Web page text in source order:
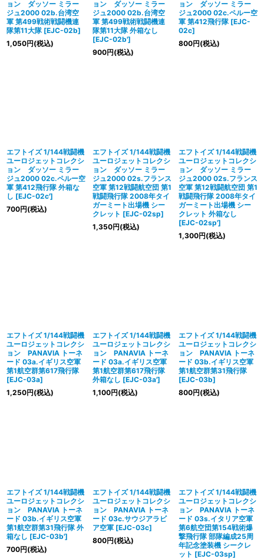
ョン ダッソー ミラー
ジュ2000 02b.台湾空
軍 第499戦術戦闘機連
隊第11大隊 [EJC-02b]
1,050円(税込)
ョン ダッソー ミラー
ジュ2000 02b.台湾空
軍 第499戦術戦闘機連
隊第11大隊 外箱なし
[EJC-02b']
900円(税込)
ョン ダッソー ミラー
ジュ2000 02c.ペルー空
軍 第412飛行隊 [EJC-
02c]
800円(税込)
エフトイズ 1/144戦闘機
ユーロジェットコレクシ
ョン ダッソー ミラー
ジュ2000 02c.ペルー空
軍 第412飛行隊 外箱な
し [EJC-02c']
700円(税込)
エフトイズ 1/144戦闘機
ユーロジェットコレクシ
ョン ダッソー ミラー
ジュ2000 02s.フランス
空軍 第12戦闘航空団 第1
戦闘飛行隊 2008年タイ
ガーミート出場機 シー
クレット [EJC-02sp]
1,350円(税込)
エフトイズ 1/144戦闘機
ユーロジェットコレクシ
ョン ダッソー ミラー
ジュ2000 02s.フランス
空軍 第12戦闘航空団 第1
戦闘飛行隊 2008年タイ
ガーミート出場機 シー
クレット 外箱なし
[EJC-02sp']
1,300円(税込)
エフトイズ 1/144戦闘機
ユーロジェットコレクシ
ョン PANAVIA トーネ
ード 03a.イギリス空軍
第1航空群第617飛行隊
[EJC-03a]
1,250円(税込)
エフトイズ 1/144戦闘機
ユーロジェットコレクシ
ョン PANAVIA トーネ
ード 03a.イギリス空軍
第1航空群第617飛行隊
外箱なし [EJC-03a']
1,100円(税込)
エフトイズ 1/144戦闘機
ユーロジェットコレクシ
ョン PANAVIA トーネ
ード 03b.イギリス空軍
第1航空群第31飛行隊
[EJC-03b]
800円(税込)
エフトイズ 1/144戦闘機
ユーロジェットコレクシ
ョン PANAVIA トーネ
ード 03b.イギリス空軍
第1航空群第31飛行隊 外
箱なし [EJC-03b']
700円(税込)
エフトイズ 1/144戦闘機
ユーロジェットコレクシ
ョン PANAVIA トーネ
ード 03c.サウジアラビ
ア空軍 [EJC-03c]
800円(税込)
エフトイズ 1/144戦闘機
ユーロジェットコレクシ
ョン PANAVIA トーネ
ード 03s.イタリア空軍
第6航空団第154戦術爆
撃飛行隊 部隊編成25周
年記念塗装機 シークレ
ット [EJC-03sp]